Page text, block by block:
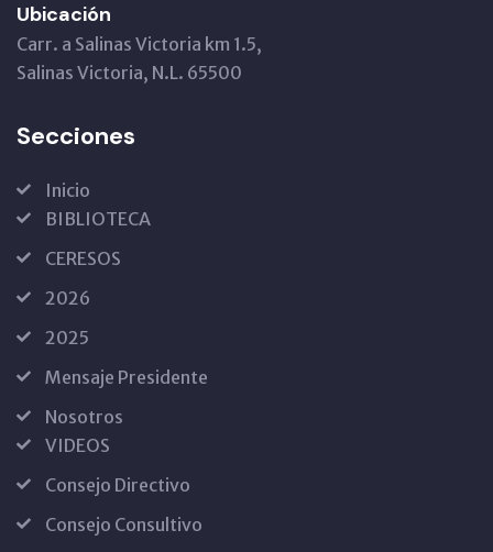
Ubicación
Carr. a Salinas Victoria km 1.5,
Salinas Victoria, N.L. 65500
Secciones
Inicio
BIBLIOTECA
CERESOS
2026
2025
Mensaje Presidente
Nosotros
VIDEOS
Consejo Directivo
Consejo Consultivo